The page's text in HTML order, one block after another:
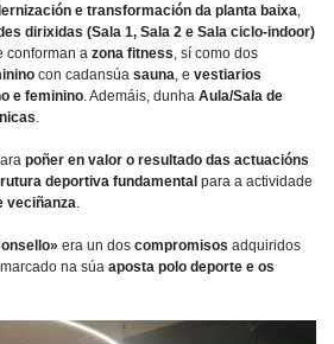
e transformación da planta baixa,
dirixidas (Sala 1, Sala 2 e Sala ciclo-indoor)
conforman a zona fitness, sí como dos
con cadansúa sauna, e vestiarios
e feminino. Ademáis, dunha Aula/Sala de
.
poñer en valor o resultado das actuacións
deportiva fundamental para a actividade
veciñanza.
era un dos compromisos adquiridos
na súa aposta polo deporte e os